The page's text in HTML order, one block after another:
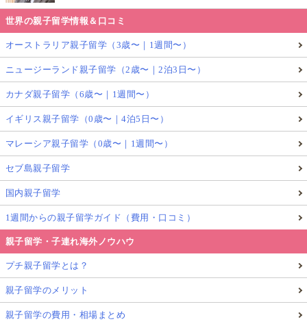
世界の親子留学情報＆口コミ
オーストラリア親子留学（3歳〜｜1週間〜）
ニュージーランド親子留学（2歳〜｜2泊3日〜）
カナダ親子留学（6歳〜｜1週間〜）
イギリス親子留学（0歳〜｜4泊5日〜）
マレーシア親子留学（0歳〜｜1週間〜）
セブ島親子留学
国内親子留学
1週間からの親子留学ガイド（費用・口コミ）
親子留学・子連れ海外ノウハウ
プチ親子留学とは？
親子留学のメリット
親子留学の費用・相場まとめ